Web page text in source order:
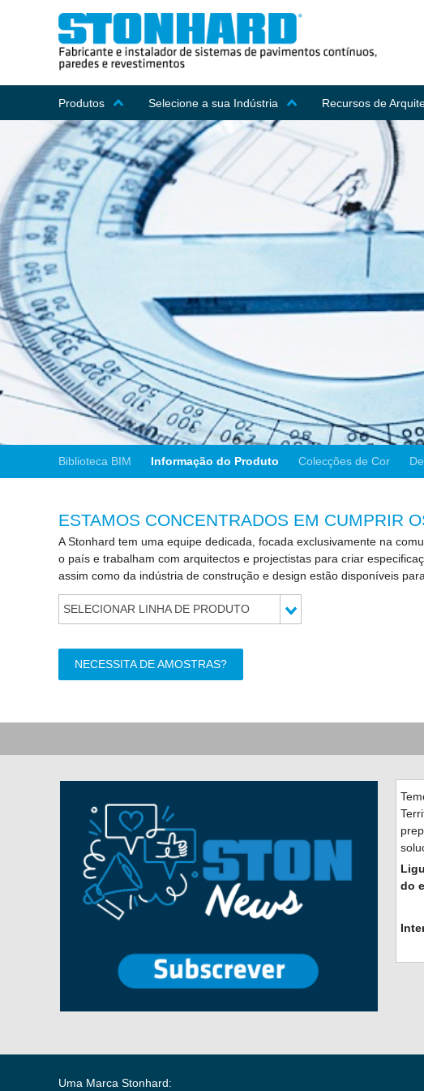
Produtos Selecione a sua Indústria Recursos de
Biblioteca BIM Informação do Produto Colecções de Cor
ESTAMOS CONCENTRADOS EM CUMPRIR
A Stonhard tem uma equipe dedicada, focada exclusivamente na
o país e trabalham com arquitectos e projectistas para criar
assim como da indústria de construção e design estão disponíveis
SELECIONAR LINHA DE PRODUTO
NECESSITA DE AMOSTRAS?
do
Uma Marca Stonhard: